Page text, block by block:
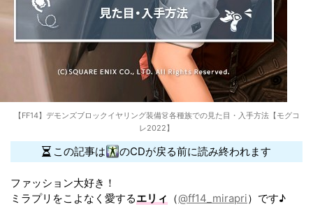
【FF14】デモンズブロックイヤリング装備👗各種族での見た目・入手方法【モグコ
レ2022】
この記事は のCDが戻る前に読み終われます
ファッション大好き！
ミラプリをこよなく愛するエリィ （@ff14_mirapri）です♪